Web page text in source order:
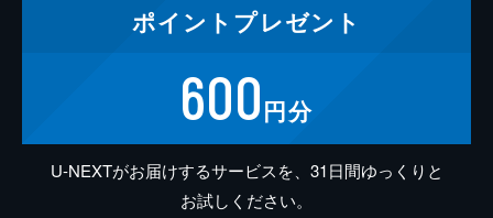
ポイント プレゼント
600円分
U-NEXTがお届けするサービスを、31日間ゆっくりと
お試しください。